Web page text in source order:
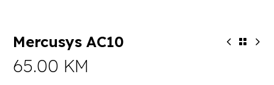
Mercusys AC10
65.00 KM